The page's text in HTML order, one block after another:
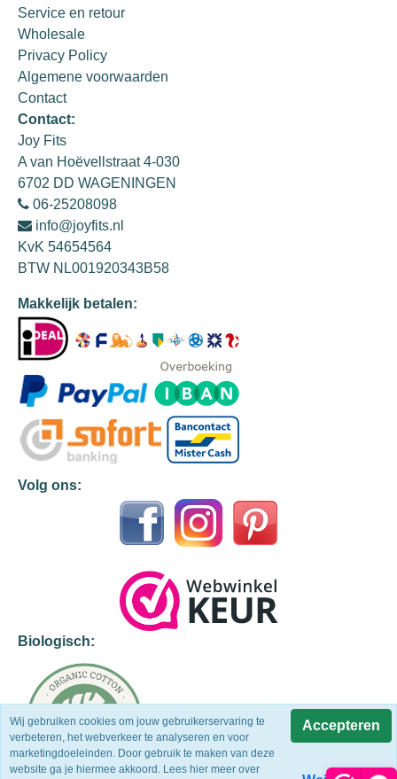
Service en retour
Wholesale
Privacy Policy
Algemene voorwaarden
Contact
Contact:
Joy Fits
A van Hoëvellstraat 4-030
6702 DD WAGENINGEN
06-25208098
info@joyfits.nl
KvK 54654564
BTW NL001920343B58
Makkelijk betalen:
Volg ons:
Biologisch:
Wij gebruiken cookies om jouw gebruikerservaring te
verbeteren, het webverkeer te analyseren en voor
marketingdoeleinden. Door gebruik te maken van deze
website ga je hiermee akkoord. Lees hier meer over
Accepteren